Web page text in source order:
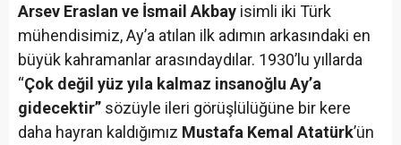
Arsev Eraslan ve İsmail Akbay isimli iki Türk
mühendisimiz, Ay’a atılan ilk adımın arkasındaki en
büyük kahramanlar arasındaydılar. 1930’lu yıllarda
“Çok değil yüz yıla kalmaz insanoğlu Ay’a
gidecektir” sözüyle ileri görüşlülüğüne bir kere
daha hayran kaldığımız Mustafa Kemal Atatürk’ün